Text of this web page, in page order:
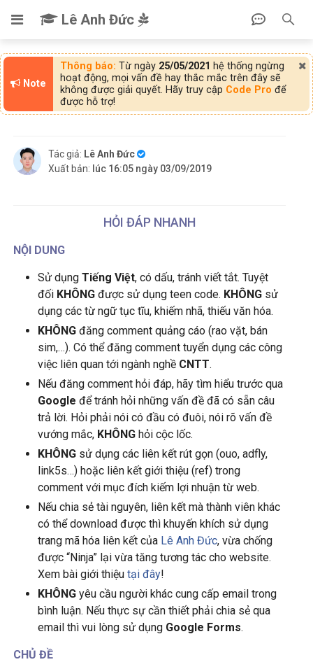
Lê Anh Đức
Note
Thông báo: Từ ngày 25/05/2021 hệ thống ngừng
hoạt động, mọi vấn đề hay thắc mắc trên đây sẽ
không được giải quyết. Hãy truy cập Code Pro để
được hỗ trợ!
Tác giả: Lê Anh Đức
Xuất bản: lúc 16:05 ngày 03/09/2019
HỎI ĐÁP NHANH
NỘI DUNG
Sử dụng Tiếng Việt, có dấu, tránh viết tắt. Tuyệt
đối KHÔNG được sử dụng teen code. KHÔNG sử
dụng các từ ngữ tục tĩu, khiếm nhã, thiếu văn hóa.
KHÔNG đăng comment quảng cáo (rao vặt, bán
sim,…). Có thể đăng comment tuyển dụng các công
việc liên quan tới ngành nghề CNTT.
Nếu đăng comment hỏi đáp, hãy tìm hiểu trước qua
Google để tránh hỏi những vấn đề đã có sẵn câu
trả lời. Hỏi phải nói có đầu có đuôi, nói rõ vấn đề
vướng mắc, KHÔNG hỏi cộc lốc.
KHÔNG sử dụng các liên kết rút gọn (ouo, adfly,
link5s…) hoặc liên kết giới thiệu (ref) trong
comment với mục đích kiếm lợi nhuận từ web.
Nếu chia sẻ tài nguyên, liên kết mà thành viên khác
có thể download được thì khuyến khích sử dụng
trang mã hóa liên kết của Lê Anh Đức, vừa chống
được “Ninja” lại vừa tăng tương tác cho website.
Xem bài giới thiệu tại đây!
KHÔNG yêu cầu người khác cung cấp email trong
bình luận. Nếu thực sự cần thiết phải chia sẻ qua
email thì vui lòng sử dụng Google Forms.
CHỦ ĐỀ